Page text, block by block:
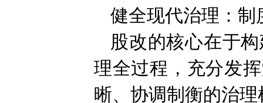
健全现代治理：制
股改的核心在于
理全过程，充分发
晰、协调制衡的治理